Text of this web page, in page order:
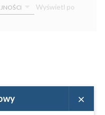
Wyświetl po
×